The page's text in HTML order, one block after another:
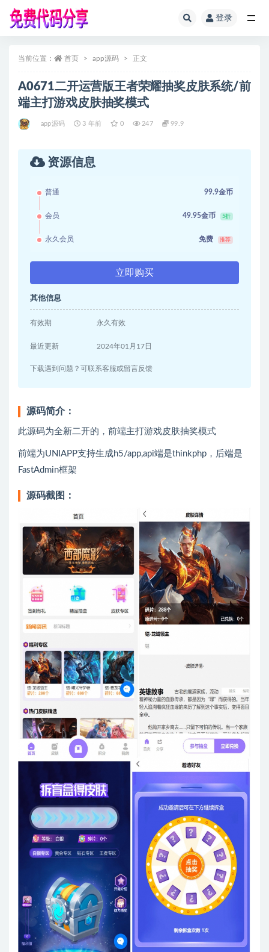
登录
当前位置： 首页 app源码 正文
A0671二开运营版王者荣耀抽奖皮肤系统/前
端主打游戏皮肤抽奖模式
app源码 3 年前 0 247 99.9
资源信息
普通 99.9金币
会员 49.95金币 5折
永久会员 免费 推荐
立即购买
其他信息
有效期 永久有效
最近更新 2024年01月17日
下载遇到问题？可联系客服或留言反馈
源码简介：
此源码为全新二开的，前端主打游戏皮肤抽奖模式
前端为UNIAPP支持生成h5/app,api端是thinkphp，后端是
FastAdmin框架
源码截图：